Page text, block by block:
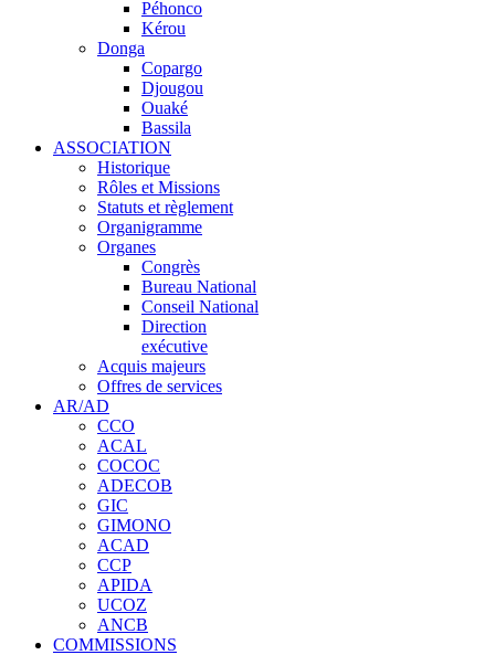
Péhonco
Kérou
Donga
Copargo
Djougou
Ouaké
Bassila
ASSOCIATION
Historique
Rôles et Missions
Statuts et règlement
Organigramme
Organes
Congrès
Bureau National
Conseil National
Direction
exécutive
Acquis majeurs
Offres de services
AR/AD
CCO
ACAL
COCOC
ADECOB
GIC
GIMONO
ACAD
CCP
APIDA
UCOZ
ANCB
COMMISSIONS